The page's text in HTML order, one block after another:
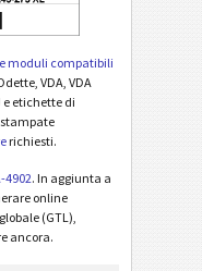
moduli compatibili
VDA, VDA
e etichette di
stampate
richiesti.
4902. In aggiunta a
online
(GTL),
ancora.